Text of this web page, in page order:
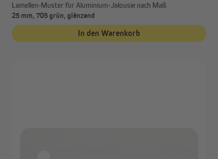
Lamellen-Muster für Aluminium-Jalousie nach Maß
25 mm, 705 grün, glänzend
In den Warenkorb